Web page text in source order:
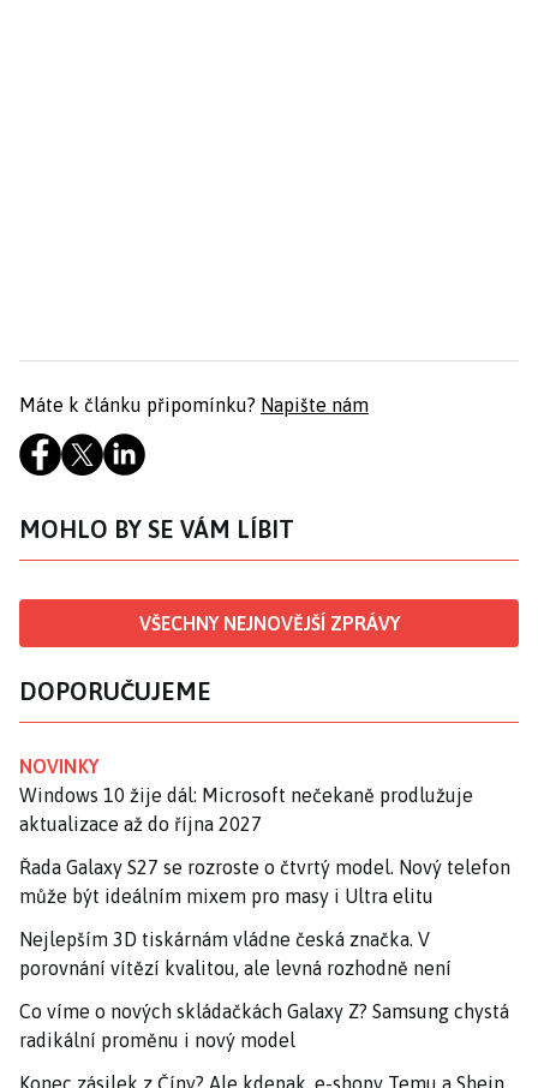
Máte k článku připomínku? Napište nám
MOHLO BY SE VÁM LÍBIT
VŠECHNY NEJNOVĚJŠÍ ZPRÁVY
DOPORUČUJEME
NOVINKY
Windows 10 žije dál: Microsoft nečekaně prodlužuje
aktualizace až do října 2027
Řada Galaxy S27 se rozroste o čtvrtý model. Nový telefon
může být ideálním mixem pro masy i Ultra elitu
Nejlepším 3D tiskárnám vládne česká značka. V
porovnání vítězí kvalitou, ale levná rozhodně není
Co víme o nových skládačkách Galaxy Z? Samsung chystá
radikální proměnu i nový model
Konec zásilek z Číny? Ale kdepak, e-shopy Temu a Shein